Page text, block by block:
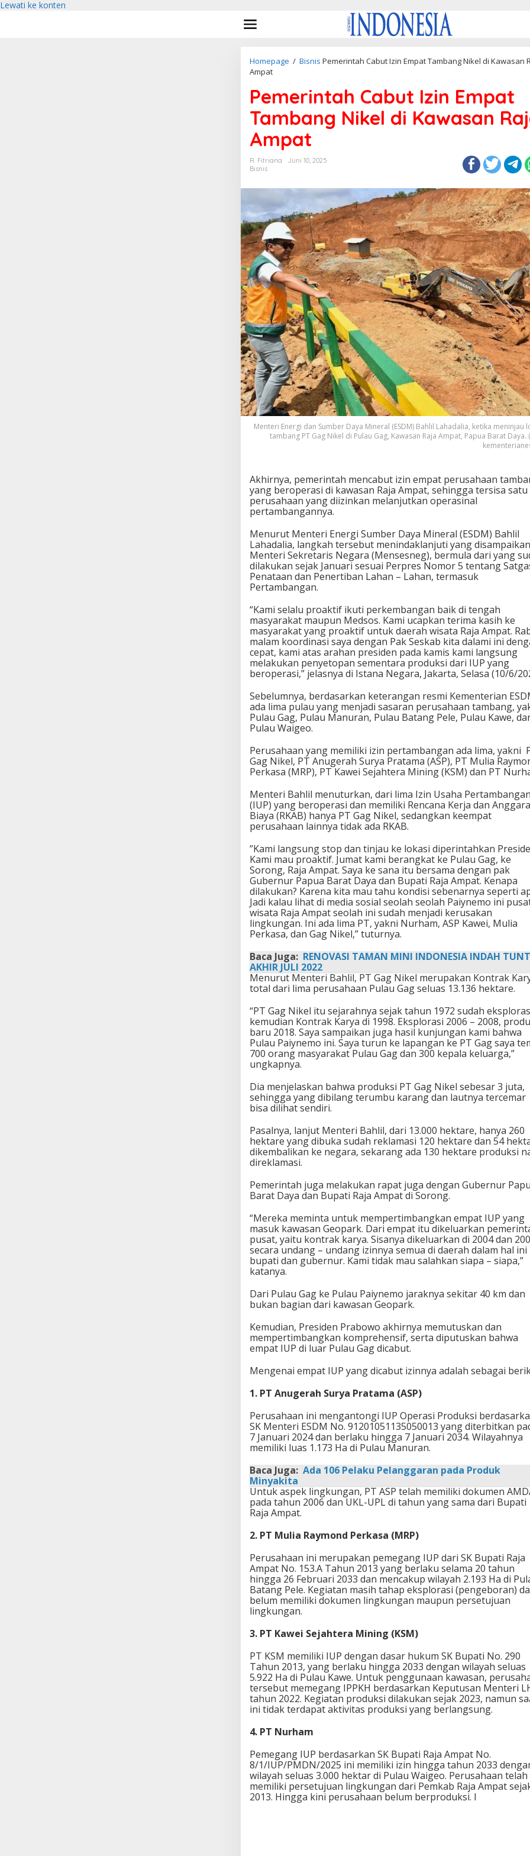
Lewati ke konten
Homepage / Bisnis Pemerintah Cabut Izin Empat Tambang Nikel di Kawasan
Ampat
Pemerintah Cabut Izin Empat
Tambang Nikel di Kawasan
Ampat
R. Fitriana
Juni 10, 2025
Bisnis
Menteri Energi dan Sumber Daya Mineral (ESDM) Bahlil Lahadalia, ketika meninjau
tambang PT Gag Nikel di Pulau Gag, Kawasan Raja Ampat, Papua Barat Daya.
Akhirnya, pemerintah mencabut izin empat perusahaan
yang beroperasi di kawasan Raja Ampat, sehingga tersisa satu
perusahaan yang diizinkan melanjutkan operasinal
pertambangannya.
Menurut Menteri Energi Sumber Daya Mineral (ESDM) Bahlil
Lahadalia, langkah tersebut menindaklanjuti yang disampaikan
Menteri Sekretaris Negara (Mensesneg), bermula dari yang
dilakukan sejak Januari sesuai Perpres Nomor 5 tentang
Penataan dan Penertiban Lahan – Lahan, termasuk
Pertambangan.
“Kami selalu proaktif ikuti perkembangan baik di tengah
masyarakat maupun Medsos. Kami ucapkan terima kasih ke
masyarakat yang proaktif untuk daerah wisata Raja Ampat.
malam koordinasi saya dengan Pak Seskab kita dalami ini
cepat, kami atas arahan presiden pada kamis kami langsung
melakukan penyetopan sementara produksi dari IUP yang
beroperasi,” jelasnya di Istana Negara, Jakarta, Selasa (10/6/
Sebelumnya, berdasarkan keterangan resmi Kementerian
ada lima pulau yang menjadi sasaran perusahaan tambang,
Pulau Gag, Pulau Manuran, Pulau Batang Pele, Pulau Kawe,
Pulau Waigeo.
Perusahaan yang memiliki izin pertambangan ada lima, yakni
Gag Nikel, ⁠PT Anugerah Surya Pratama (ASP), ⁠PT Mulia
Perkasa (MRP), ⁠PT Kawei Sejahtera Mining (KSM) dan ⁠PT
Menteri Bahlil menuturkan, dari lima Izin Usaha Pertambangan
(IUP) yang beroperasi dan memiliki Rencana Kerja dan
Biaya (RKAB) hanya PT Gag Nikel, sedangkan keempat
perusahaan lainnya tidak ada RKAB.
”Kami langsung stop dan tinjau ke lokasi diperintahkan
Kami mau proaktif. Jumat kami berangkat ke Pulau Gag, ke
Sorong, Raja Ampat. Saya ke sana itu bersama dengan pak
Gubernur Papua Barat Daya dan Bupati Raja Ampat. Kenapa
dilakukan? Karena kita mau tahu kondisi sebenarnya seperti
Jadi kalau lihat di media sosial seolah seolah Paiynemo ini
wisata Raja Ampat seolah ini sudah menjadi kerusakan
lingkungan. Ini ada lima PT, yakni Nurham, ASP Kawei, Mulia
Perkasa, dan Gag Nikel,” tuturnya.
Baca Juga: RENOVASI TAMAN MINI INDONESIA INDAH
AKHIR JULI 2022
Menurut Menteri Bahlil, PT Gag Nikel merupakan Kontrak
total dari lima perusahaan Pulau Gag seluas 13.136 hektare.
“PT Gag Nikel itu sejarahnya sejak tahun 1972 sudah
kemudian Kontrak Karya di 1998. Eksplorasi 2006 – 2008,
baru 2018. Saya sampaikan juga hasil kunjungan kami bahwa
Pulau Paiynemo ini. Saya turun ke lapangan ke PT Gag saya
700 orang masyarakat Pulau Gag dan 300 kepala keluarga,”
ungkapnya.
Dia menjelaskan bahwa produksi PT Gag Nikel sebesar 3 juta,
sehingga yang dibilang terumbu karang dan lautnya tercemar
bisa dilihat sendiri.
Pasalnya, lanjut Menteri Bahlil, dari 13.000 hektare, hanya 260
hektare yang dibuka sudah reklamasi 120 hektare dan 54
dikembalikan ke negara, sekarang ada 130 hektare produksi
direklamasi.
Pemerintah juga melakukan rapat juga dengan Gubernur
Barat Daya dan Bupati Raja Ampat di Sorong.
“Mereka meminta untuk mempertimbangkan empat IUP yang
masuk kawasan Geopark. Dari empat itu dikeluarkan
pusat, yaitu kontrak karya. Sisanya dikeluarkan di 2004 dan
secara undang – undang izinnya semua di daerah dalam hal ini
bupati dan gubernur. Kami tidak mau salahkan siapa – siapa,”
katanya.
Dari Pulau Gag ke Pulau Paiynemo jaraknya sekitar 40 km dan
bukan bagian dari kawasan Geopark.
Kemudian, Presiden Prabowo akhirnya memutuskan dan
mempertimbangkan komprehensif, serta diputuskan bahwa
empat IUP di luar Pulau Gag dicabut.
Mengenai empat IUP yang dicabut izinnya adalah sebagai
1.⁠ ⁠PT Anugerah Surya Pratama (ASP)
Perusahaan ini mengantongi IUP Operasi Produksi
SK Menteri ESDM No. 91201051135050013 yang diterbitkan
7 Januari 2024 dan berlaku hingga 7 Januari 2034. Wilayahnya
memiliki luas 1.173 Ha di Pulau Manuran.
Baca Juga: Ada 106 Pelaku Pelanggaran pada Produk
Minyakita
Untuk aspek lingkungan, PT ASP telah memiliki dokumen
pada tahun 2006 dan UKL-UPL di tahun yang sama dari Bupati
Raja Ampat.
2.⁠ ⁠PT Mulia Raymond Perkasa (MRP)
Perusahaan ini merupakan pemegang IUP dari SK Bupati Raja
Ampat No. 153.A Tahun 2013 yang berlaku selama 20 tahun
hingga 26 Februari 2033 dan mencakup wilayah 2.193 Ha di
Batang Pele. Kegiatan masih tahap eksplorasi (pengeboran)
belum memiliki dokumen lingkungan maupun persetujuan
lingkungan.
3.⁠ ⁠PT Kawei Sejahtera Mining (KSM)
PT KSM memiliki IUP dengan dasar hukum SK Bupati No. 290
Tahun 2013, yang berlaku hingga 2033 dengan wilayah seluas
5.922 Ha di Pulau Kawe. Untuk penggunaan kawasan,
tersebut memegang IPPKH berdasarkan Keputusan Menteri
tahun 2022. Kegiatan produksi dilakukan sejak 2023, namun
ini tidak terdapat aktivitas produksi yang berlangsung.
4.⁠ ⁠PT Nurham
Pemegang IUP berdasarkan SK Bupati Raja Ampat No.
8/1/IUP/PMDN/2025 ini memiliki izin hingga tahun 2033
wilayah seluas 3.000 hektar di Pulau Waigeo. Perusahaan telah
memiliki persetujuan lingkungan dari Pemkab Raja Ampat
2013. Hingga kini perusahaan belum berproduksi. I